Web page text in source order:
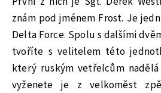
znám pod jménem Frost. Je
Delta Force. Spolu s dalšími
tvoříte s velitelem této
který ruským vetřelcům
vyženete je z velkoměst